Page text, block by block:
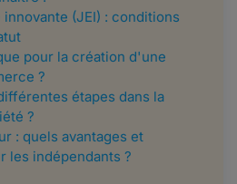
(JEI) : conditions
pour la création d'une
?
étapes dans la
?
: quels avantages et
les indépendants ?